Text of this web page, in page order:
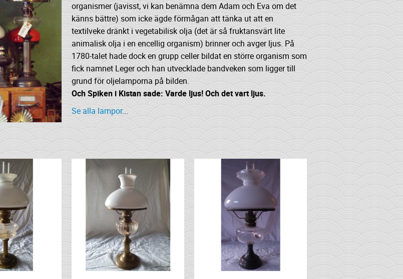
organismer (javisst, vi kan benämna dem Adam och Eva om det
känns bättre) som icke ägde förmågan att tänka ut att en
textilveke dränkt i vegetabilisk olja (det är så fruktansvärt lite
animalisk olja i en encellig organism) brinner och avger ljus. På
1780-talet hade dock en grupp celler bildat en större organism som
fick namnet Leger och han utvecklade bandveken som ligger till
grund för oljelamporna på bilden.
Och Spiken i Kistan sade: Varde ljus! Och det vart ljus.
Se alla lampor...